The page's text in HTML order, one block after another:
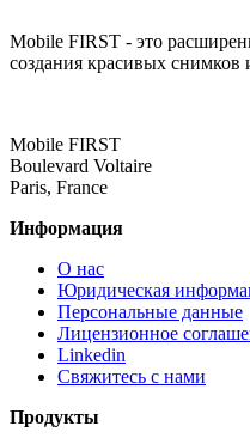
Mobile FIRST - это
создания красивых снимков
Mobile FIRST
Boulevard Voltaire
Paris, France
Информация
О нас
Юридическая
Персональные данные
Лицензионное
Linkedin
Свяжитесь с нами
Продукты